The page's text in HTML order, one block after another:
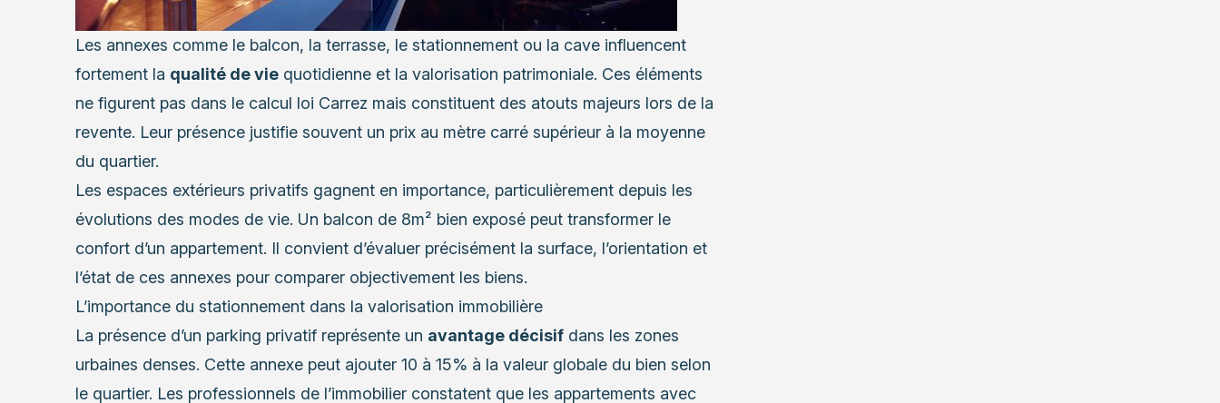
Les annexes comme le balcon, la terrasse, le stationnement ou la cave influencent
fortement la qualité de viequotidienne et la valorisation patrimoniale. Ces éléments
ne figurent pas dans le calcul loi Carrez mais constituent des atouts majeurs lors de la
revente. Leur présence justifie souvent un prix au mètre carré supérieur à la moyenne
du quartier.
Les espaces extérieurs privatifs gagnent en importance, particulièrement depuis les
évolutions des modes de vie. Un balcon de 8m² bien exposé peut transformer le
confort d’un appartement. Il convient d’évaluer précisément la surface, l’orientation et
l’état de ces annexes pour comparer objectivement les biens.
L’importance du stationnement dans la valorisation immobilière
La présence d’un parking privatif représente un avantage décisifdans les zones
urbaines denses. Cette annexe peut ajouter 10 à 15% à la valeur globale du bien selon
le quartier. Les professionnels de l’immobilier constatent que les appartements avec